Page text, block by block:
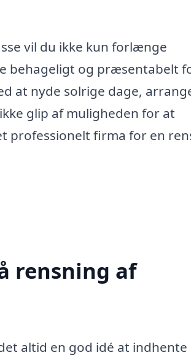
vil du ikke kun forlænge
behageligt og præsentabelt
at nyde solrige dage,
glip af muligheden for at
professionelt firma for en
rensning af
altid en god idé at indhente